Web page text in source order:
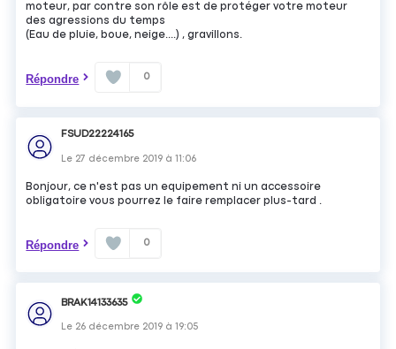
moteur, par contre son rôle est de protéger votre moteur
des agressions du temps
(Eau de pluie, boue, neige....) , gravillons.
Répondre 0
FSUD22224165
Le 27 décembre 2019 à11:06
Bonjour, ce n'est pas un equipement ni un accessoire
obligatoire vous pourrez le faire remplacer plus-tard .
Répondre 0
BRAK14133635
Le 26 décembre 2019 à19:05